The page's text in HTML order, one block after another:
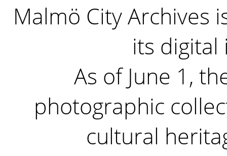
Malmö City Archives
its digital
As of June 1,
photographic
cultural